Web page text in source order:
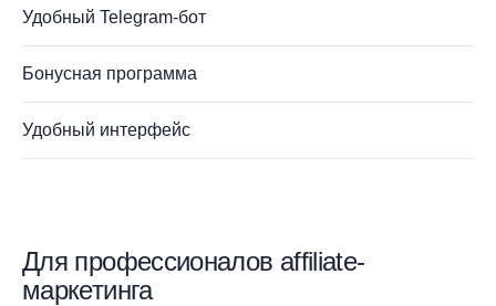
Удобный Telegram-бот
Бонусная программа
Удобный интерфейс
Для профессионалов affiliate-
маркетинга